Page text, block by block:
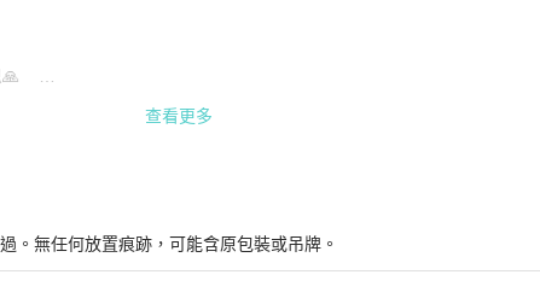
🙏
查看更多
。無任何放置痕跡，可能含原包裝或吊牌。